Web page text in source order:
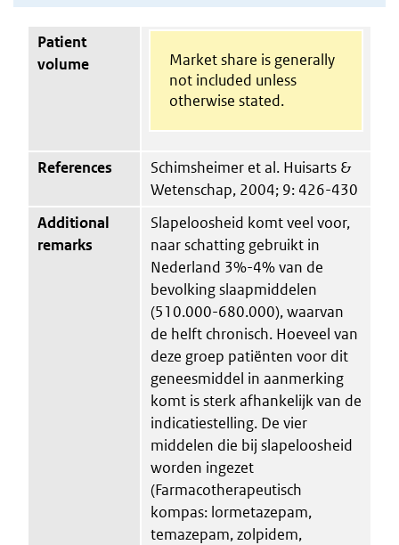
Patient
volume
Market share is generally
not included unless
otherwise stated.
References
Schimsheimer et al. Huisarts &
Wetenschap, 2004; 9: 426-430
Additional
remarks
Slapeloosheid komt veel voor,
naar schatting gebruikt in
Nederland 3%-4% van de
bevolking slaapmiddelen
(510.000-680.000), waarvan
de helft chronisch. Hoeveel van
deze groep patiënten voor dit
geneesmiddel in aanmerking
komt is sterk afhankelijk van de
indicatiestelling. De vier
middelen die bij slapeloosheid
worden ingezet
(Farmacotherapeutisch
kompas: lormetazepam,
temazepam, zolpidem,